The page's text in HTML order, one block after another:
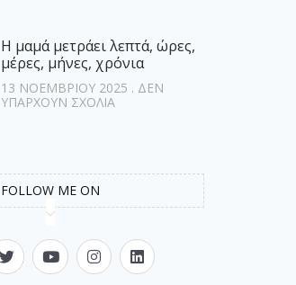
Η μαμά μετράει λεπτά, ώρες,
μέρες, μήνες, χρόνια
13 ΝΟΕΜΒΡΊΟΥ 2025
ΔΕΝ
ΥΠΆΡΧΟΥΝ ΣΧΌΛΙΑ
FOLLOW ME ON